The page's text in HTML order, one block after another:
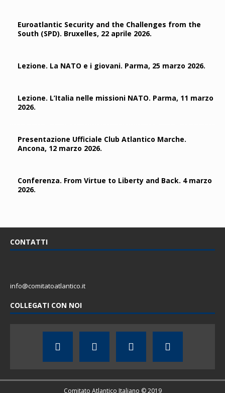
Euroatlantic Security and the Challenges from the
South (SPD). Bruxelles, 22 aprile 2026.
Lezione. La NATO e i giovani. Parma, 25 marzo 2026.
Lezione. L’Italia nelle missioni NATO. Parma, 11 marzo
2026.
Presentazione Ufficiale Club Atlantico Marche.
Ancona, 12 marzo 2026.
Conferenza. From Virtue to Liberty and Back. 4 marzo
2026.
CONTATTI
info@comitatoatlantico.it
COLLEGATI CON NOI
Comitato Atlantico Italiano © 2019